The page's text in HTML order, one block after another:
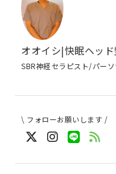
オオイシ|快眠ヘッ
SBR神経セラピスト/パー
\ フォローお願いします /